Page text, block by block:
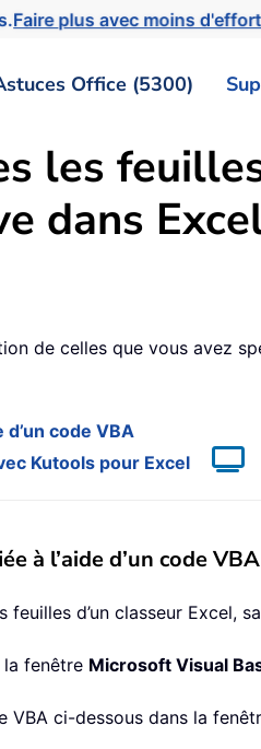
Faire plus avec moins
Office (5300)
les
dans
de celles que vous avez
code VBA
Kutools pour Excel
à l’aide d’un code VBA
d’un classeur Excel,
fenêtre Microsoft Visual
ci-dessous dans la